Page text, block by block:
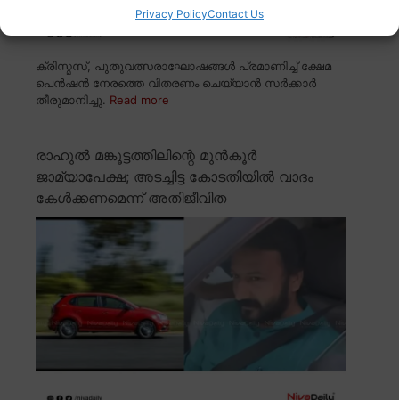
Privacy PolicyContact Us
ക്രിസ്മസ്, പുതുവത്സരാഘോഷങ്ങൾ പ്രമാണിച്ച് ക്ഷേമ
പെൻഷൻ നേരത്തെ വിതരണം ചെയ്യാൻ സർക്കാർ
തീരുമാനിച്ചു. Read more
രാഹുൽ മങ്കൂട്ടത്തിലിന്റെ മുൻകൂർ
ജാമ്യാപേക്ഷ; അടച്ചിട്ട കോടതിയിൽ വാദം
കേൾക്കണമെന്ന് അതിജീവിത